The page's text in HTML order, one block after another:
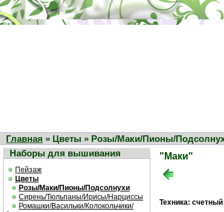
Главная » Цветы » Розы/Маки/Пионы/
Наборы для вышивания
Пейзаж
Цветы
Розы/Маки/Пионы/Подсолнухи
Сирень/Тюльпаны/Ирисы/Нарциссы
Ромашки/Васильки/Колокольчики/
"Маки"
Техника: счетный